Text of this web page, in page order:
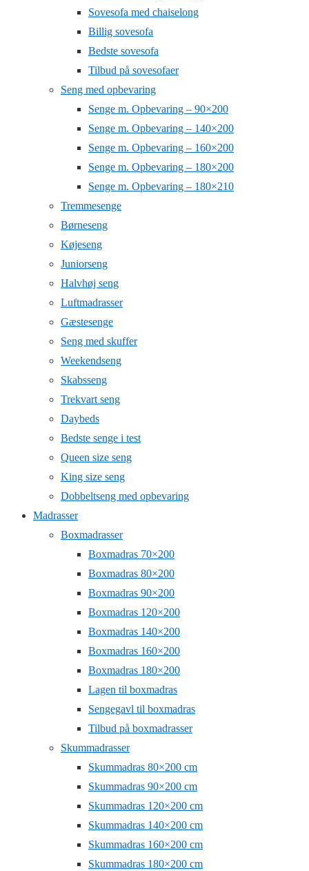
Sovesofa med chaiselong
Billig sovesofa
Bedste sovesofa
Tilbud på sovesofaer
Seng med opbevaring
Senge m. Opbevaring – 90×200
Senge m. Opbevaring – 140×200
Senge m. Opbevaring – 160×200
Senge m. Opbevaring – 180×200
Senge m. Opbevaring – 180×210
Tremmesenge
Børneseng
Køjeseng
Juniorseng
Halvhøj seng
Luftmadrasser
Gæstesenge
Seng med skuffer
Weekendseng
Skabsseng
Trekvart seng
Daybeds
Bedste senge i test
Queen size seng
King size seng
Dobbeltseng med opbevaring
Madrasser
Boxmadrasser
Boxmadras 70×200
Boxmadras 80×200
Boxmadras 90×200
Boxmadras 120×200
Boxmadras 140×200
Boxmadras 160×200
Boxmadras 180×200
Lagen til boxmadras
Sengegavl til boxmadras
Tilbud på boxmadrasser
Skummadrasser
Skummadras 80×200 cm
Skummadras 90×200 cm
Skummadras 120×200 cm
Skummadras 140×200 cm
Skummadras 160×200 cm
Skummadras 180×200 cm